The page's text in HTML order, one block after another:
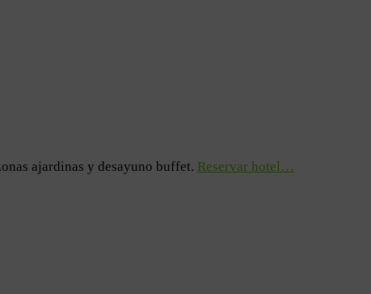
ajardinas y desayuno buffet. Reservar hotel…